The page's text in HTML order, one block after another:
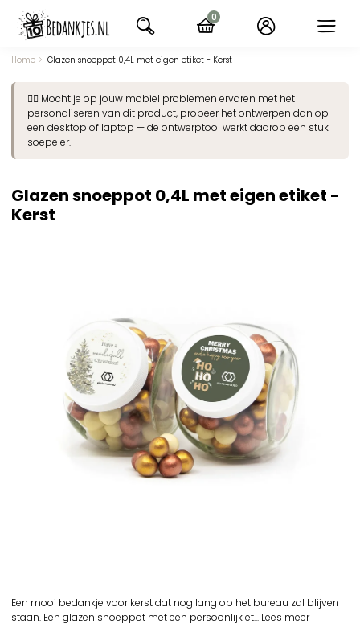
naar
navigatie
Home Glazen snoeppot 0,4L met eigen etiket - Kerst
👉🏽 Mocht je op jouw mobiel problemen ervaren met het
personaliseren van dit product, probeer het ontwerpen dan op
een desktop of laptop — de ontwerptool werkt daarop een stuk
soepeler.
Glazen snoeppot 0,4L met eigen etiket -
Kerst
Een mooi bedankje voor kerst dat nog lang op het bureau zal blijven
staan. Een glazen snoeppot met een persoonlijk et... Lees meer
0
items